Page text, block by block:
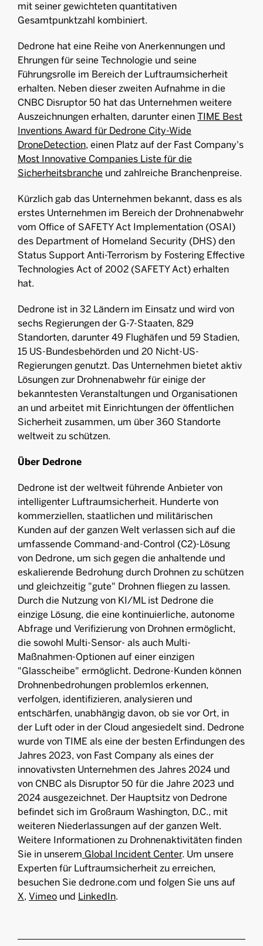
mit seiner gewichteten quantitativen
Gesamtpunktzahl kombiniert.
Dedrone hat eine Reihe von Anerkennungen und
Ehrungen für seine Technologie und seine
Führungsrolle im Bereich der Luftraumsicherheit
erhalten. Neben dieser zweiten Aufnahme in die
CNBC Disruptor 50 hat das Unternehmen weitere
Auszeichnungen erhalten, darunter einen TIME Best
Inventions Award für Dedrone City-Wide
DroneDetection, einen Platz auf der Fast Company's
Most Innovative Companies Liste für die
Sicherheitsbranche und zahlreiche Branchenpreise.
Kürzlich gab das Unternehmen bekannt, dass es als
erstes Unternehmen im Bereich der Drohnenabwehr
vom Office of SAFETY Act Implementation (OSAI)
des Department of Homeland Security (DHS) den
Status Support Anti-Terrorism by Fostering Effective
Technologies Act of 2002 (SAFETY Act) erhalten
hat.
Dedrone ist in 32 Ländern im Einsatz und wird von
sechs Regierungen der G-7-Staaten, 829
Standorten, darunter 49 Flughäfen und 59 Stadien,
15 US-Bundesbehörden und 20 Nicht-US-
Regierungen genutzt. Das Unternehmen bietet aktiv
Lösungen zur Drohnenabwehr für einige der
bekanntesten Veranstaltungen und Organisationen
an und arbeitet mit Einrichtungen der öffentlichen
Sicherheit zusammen, um über 360 Standorte
weltweit zu schützen.
Über Dedrone
Dedrone ist der weltweit führende Anbieter von
intelligenter Luftraumsicherheit. Hunderte von
kommerziellen, staatlichen und militärischen
Kunden auf der ganzen Welt verlassen sich auf die
umfassende Command-and-Control (C2)-Lösung
von Dedrone, um sich gegen die anhaltende und
eskalierende Bedrohung durch Drohnen zu schützen
und gleichzeitig "gute" Drohnen fliegen zu lassen.
Durch die Nutzung von KI/ML ist Dedrone die
einzige Lösung, die eine kontinuierliche, autonome
Abfrage und Verifizierung von Drohnen ermöglicht,
die sowohl Multi-Sensor- als auch Multi-
Maßnahmen-Optionen auf einer einzigen
"Glasscheibe" ermöglicht. Dedrone-Kunden können
Drohnenbedrohungen problemlos erkennen,
verfolgen, identifizieren, analysieren und
entschärfen, unabhängig davon, ob sie vor Ort, in
der Luft oder in der Cloud angesiedelt sind. Dedrone
wurde von TIME als eine der besten Erfindungen des
Jahres 2023, von Fast Company als eines der
innovativsten Unternehmen des Jahres 2024 und
von CNBC als Disruptor 50 für die Jahre 2023 und
2024 ausgezeichnet. Der Hauptsitz von Dedrone
befindet sich im Großraum Washington, D.C., mit
weiteren Niederlassungen auf der ganzen Welt.
Weitere Informationen zu Drohnenaktivitäten finden
Sie in unserem Global Incident Center. Um unsere
Experten für Luftraumsicherheit zu erreichen,
besuchen Sie dedrone.com und folgen Sie uns auf
X, Vimeo und LinkedIn.